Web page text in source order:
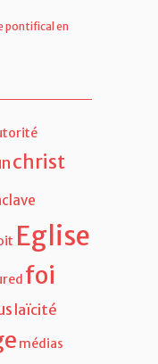
pontifical en
christ
Eglise
foi
laïcité
médias